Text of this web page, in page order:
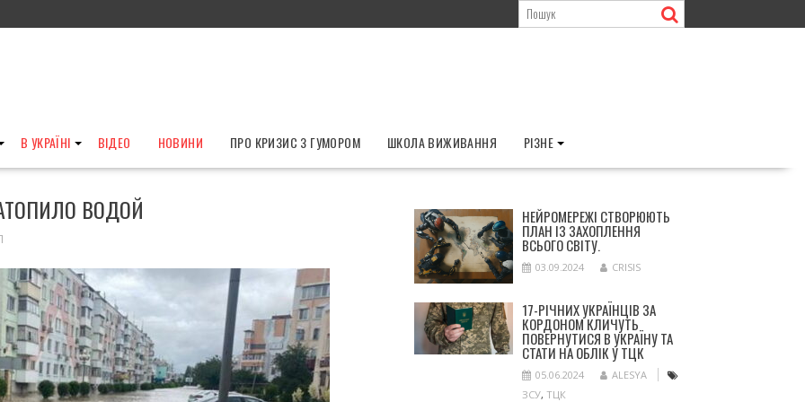
В УКРАЇНІ ВІДЕО НОВИНИ ПРО КРИЗИС З ГУМОРОМ ШКОЛА ВИЖИВАННЯ РІЗНЕ
ВОДОЙ НЕЙРОМЕРЕЖІ СТВОРЮЮТЬ
ПЛАН ІЗ ЗАХОПЛЕННЯ
ВСЬОГО СВІТУ.
03.09.2024 CRISIS
17-РІЧНИХ УКРАЇНЦІВ ЗА
КОРДОНОМ КЛИЧУТЬ
ПОВЕРНУТИСЯ В УКРАЇНУ ТА
СТАТИ НА ОБЛІК У ТЦК
05.06.2024
ALESYA
ЗСУ, ТЦК